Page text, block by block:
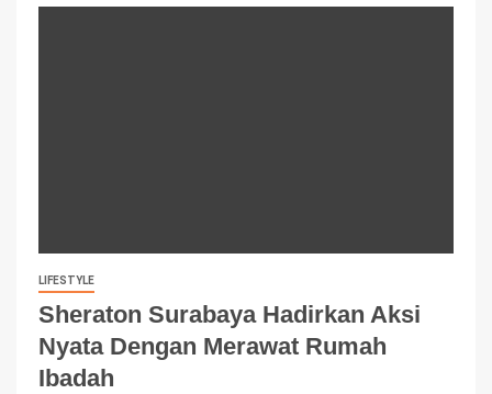
LIFESTYLE
Sheraton Surabaya Hadirkan Aksi
Nyata Dengan Merawat Rumah
Ibadah